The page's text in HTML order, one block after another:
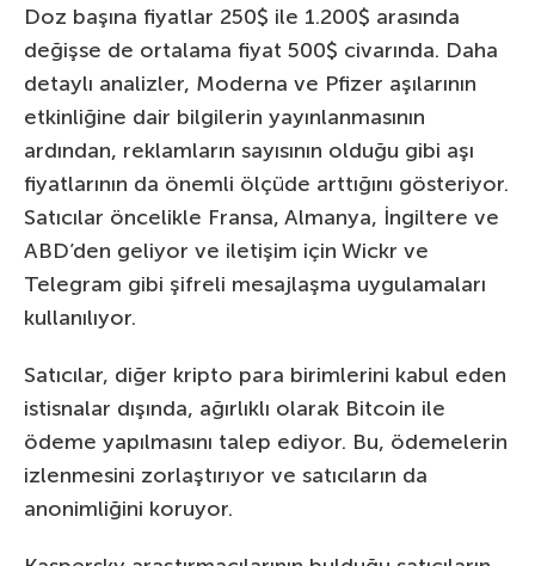
Doz başına fiyatlar 250$ ile 1.200$ arasında
değişse de ortalama fiyat 500$ civarında. Daha
detaylı analizler, Moderna ve Pfizer aşılarının
etkinliğine dair bilgilerin yayınlanmasının
ardından, reklamların sayısının olduğu gibi aşı
fiyatlarının da önemli ölçüde arttığını gösteriyor.
Satıcılar öncelikle Fransa, Almanya, İngiltere ve
ABD’den geliyor ve iletişim için Wickr ve
Telegram gibi şifreli mesajlaşma uygulamaları
kullanılıyor.
Satıcılar, diğer kripto para birimlerini kabul eden
istisnalar dışında, ağırlıklı olarak Bitcoin ile
ödeme yapılmasını talep ediyor. Bu, ödemelerin
izlenmesini zorlaştırıyor ve satıcıların da
anonimliğini koruyor.